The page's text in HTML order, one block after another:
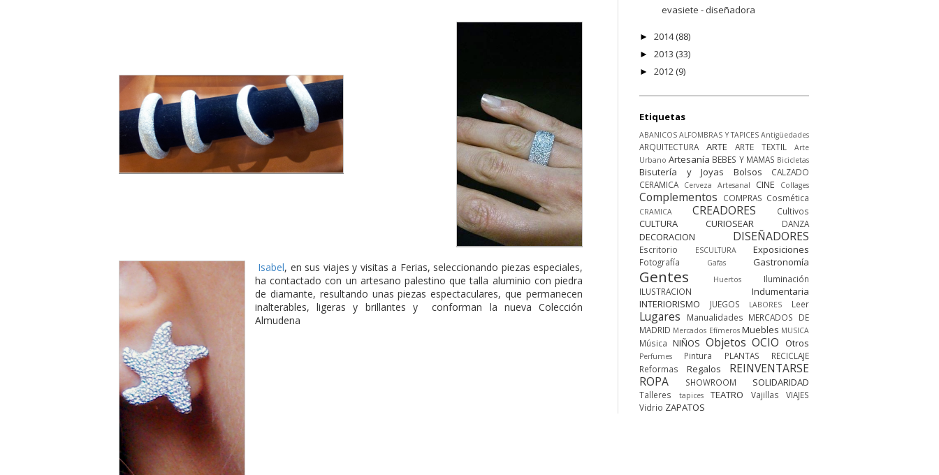
Isabel, en sus viajes y visitas a Ferias, seleccionando piezas especiales,
ha contactado con un artesano palestino que talla aluminio con piedra
de diamante, resultando unas piezas espectaculares, que permanecen
inalterables, ligeras y brillantes y conforman la nueva Colección
Almudena
evasiete - diseñadora
► 2014(88)
► 2013 (33)
► 2012 (9)
Etiquetas
ABANICOS ALFOMBRAS Y TAPICES Antigüedades
ARQUITECTURA ARTE ARTE TEXTIL
Arte
Urbano Artesanía BEBES Y MAMAS Bicicletas
Bisutería y Joyas Bolsos
CALZADO
CERAMICA
Cerveza Artesanal CINE Collages
Complementos COMPRAS Cosmética
CRAMICA CREADORES Cultivos
CULTURA CURIOSEAR DANZA
DECORACION DISEÑADORES
Escritorio ESCULTURA Exposiciones
Fotografía Gafas Gastronomía
Gentes Huertos
Iluminación
ILUSTRACION
Indumentaria
INTERIORISMO
JUEGOS LABORES Leer
Lugares Manualidades MERCADOS DE
MADRID Mercados Efímeros Muebles MUSICA
Música NIÑOS Objetos OCIO Otros
Perfumes Pintura PLANTAS
RECICLAJE
Reformas
Regalos
REINVENTARSE
ROPA
SHOWROOM SOLIDARIDAD
Talleres tapices TEATRO Vajillas
VIAJES
Vidrio ZAPATOS